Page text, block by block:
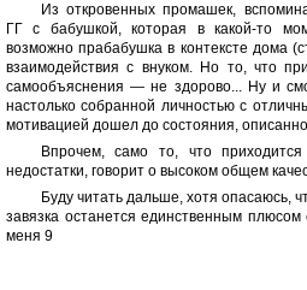
Из откровенных промашек,
ГГ с бабушкой, которая в какой-то
возможно прабабушка в контексте дома
взаимодействия с внуком. Но то, что
самообъяснения — не здорово... Ну и
настолько собранной личностью с
мотивацией дошел до состояния,
Впрочем, само то, что приходится
недостатки, говорит о высоком общем
Буду читать дальше, хотя опасаюсь,
завязка останется единственным
меня 9